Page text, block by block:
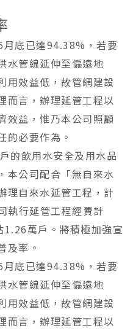
底已達94.38%，若要
水管線延伸至偏遠地
用效益低，故管網建設
而言，辦理延管工程以
效益，惟乃本公司照顧
的必要作為。
的飲用水安全及用水品
本公司配合「無自來水
理自來水延管工程，計
執行延管工程經費計
萬戶。將積極加強宣
及率。
底已達94.38%，若要
水管線延伸至偏遠地
用效益低，故管網建設
而言，辦理延管工程以